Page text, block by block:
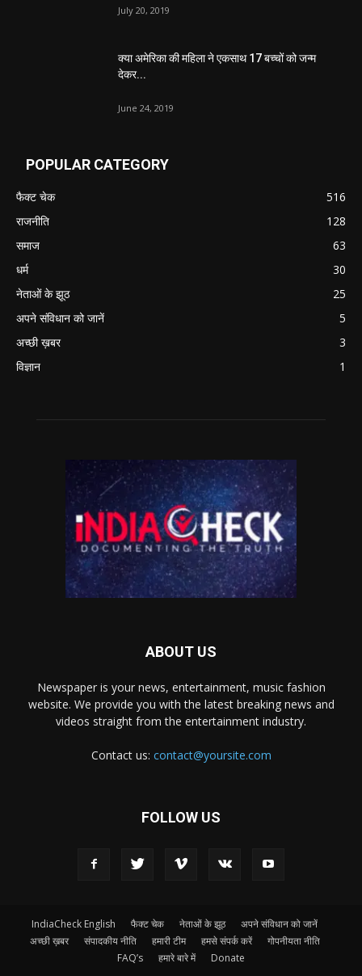
July 20, 2019
क्या अमेरिका की महिला ने एकसाथ 17 बच्चों को जन्म
देकर...
June 24, 2019
POPULAR CATEGORY
फैक्ट चेक
516
राजनीति
128
समाज
63
धर्म
30
नेताओं के झूठ
25
अपने संविधान को जानें
5
अच्छी ख़बर
3
विज्ञान
1
ABOUT US
Newspaper is your news, entertainment, music fashion
website. We provide you with the latest breaking news and
videos straight from the entertainment industry.
Contact us: contact@yoursite.com
FOLLOW US
IndiaCheck English फैक्ट चेक नेताओं के झूठ
अपने संविधान को जानें
अच्छी ख़बर
संपादकीय नीति हमारी टीम हमसे संपर्क करें
गोपनीयता नीति
FAQ’s
हमारे बारे में Donate